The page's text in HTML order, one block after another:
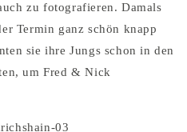
zu fotografieren. Damals
Termin ganz schön knapp
sie ihre Jungs schon in den
um Fred & Nick